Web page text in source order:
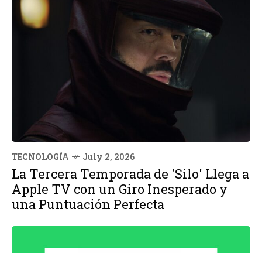
TECNOLOGÍA July 2, 2026
La Tercera Temporada de 'Silo' Llega a
Apple TV con un Giro Inesperado y
una Puntuación Perfecta